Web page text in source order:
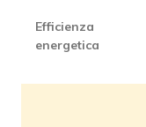
Efficienza
energetica